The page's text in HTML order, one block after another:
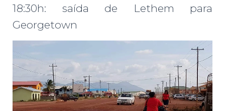
18:30h: saída de Lethem para
Georgetown